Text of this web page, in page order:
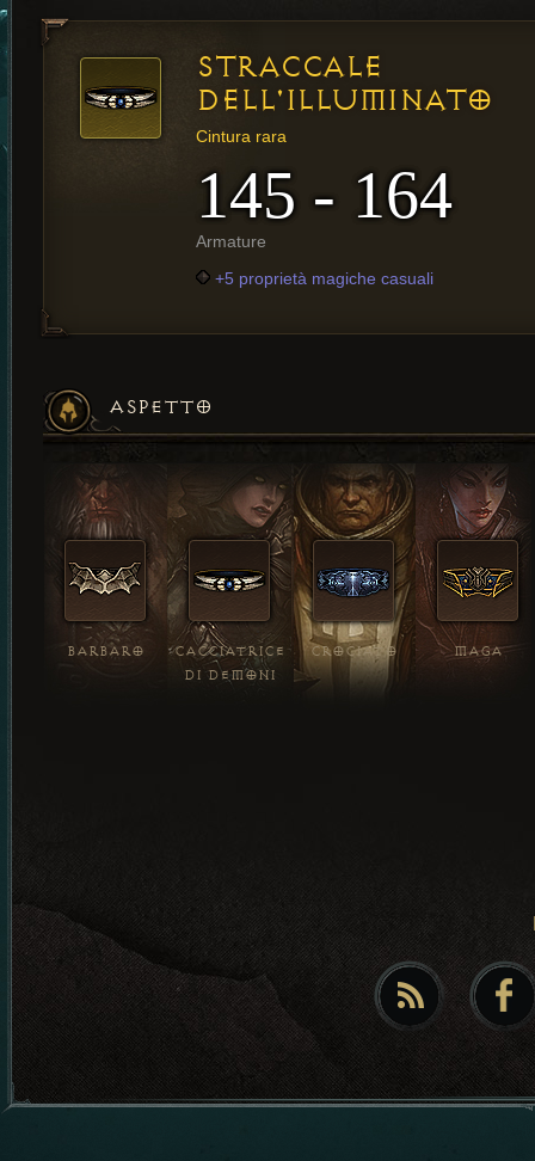
STRACCALE
DELL'ILLUMINATO
Cintura rara
145 - 164
Armature
+5 proprietà magiche casuali
ASPETTO
BARBARO
CACCIATRICE
DI DEMONI
CROCIATO MAGA